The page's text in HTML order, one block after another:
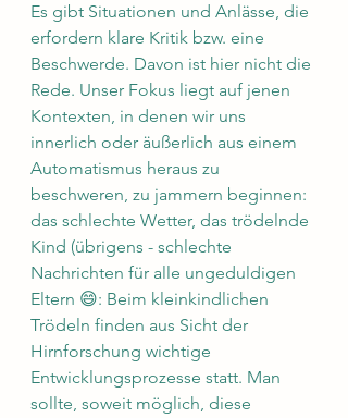
Es gibt Situationen und Anlässe, die
erfordern klare Kritik bzw. eine
Beschwerde. Davon ist hier nicht die
Rede. Unser Fokus liegt auf jenen
Kontexten, in denen wir uns
innerlich oder äußerlich aus einem
Automatismus heraus zu
beschweren, zu jammern beginnen:
das schlechte Wetter, das trödelnde
Kind (übrigens - schlechte
Nachrichten für alle ungeduldigen
Eltern 😄: Beim kleinkindlichen
Trödeln finden aus Sicht der
Hirnforschung wichtige
Entwicklungsprozesse statt. Man
sollte, soweit möglich, diese